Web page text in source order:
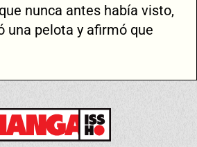
nunca antes había visto,
una pelota y afirmó que